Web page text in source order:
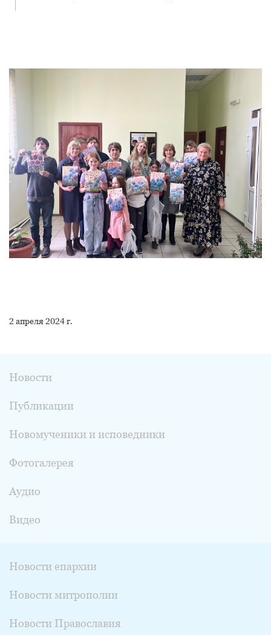
2 апреля 2024 г.
Новости
Публикации
Новомученики и исповедники
Фотогалерея
Аудио
Видео
Новости епархии
Новости митрополии
Новости Православия